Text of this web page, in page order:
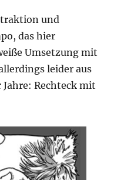
und
das hier
Umsetzung mit
leider aus
Rechteck mit